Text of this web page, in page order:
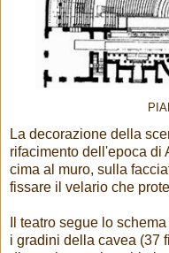
La decorazione della
rifacimento dell'epoca di
cima al muro, sulla
fissare il velario che
Il teatro segue lo
i gradini della cavea (37